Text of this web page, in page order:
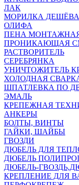
ЛАК
МОРИЛКА
ОЛИФА
ПЕНА
ПРОНИКАЮЩАЯ
РАСТВОРИТЕЛЬ
СЕРЕБРЯНКА
УНИЧТОЖИТЕЛЬ
ХОЛОДНАЯ
ШПАТЛЕВКА ПО
ЭМАЛЬ
КРЕПЕЖНАЯ
АНКЕРЫ
БОЛТЫ, ВИНТЫ
ГАЙКИ, ШАЙБЫ
ГВОЗДИ
ДЮБЕЛЬ ДЛЯ
ДЮБЕЛЬ
ДЮБЕЛЬ-
КРЕПЛЕНИЕ ДЛЯ